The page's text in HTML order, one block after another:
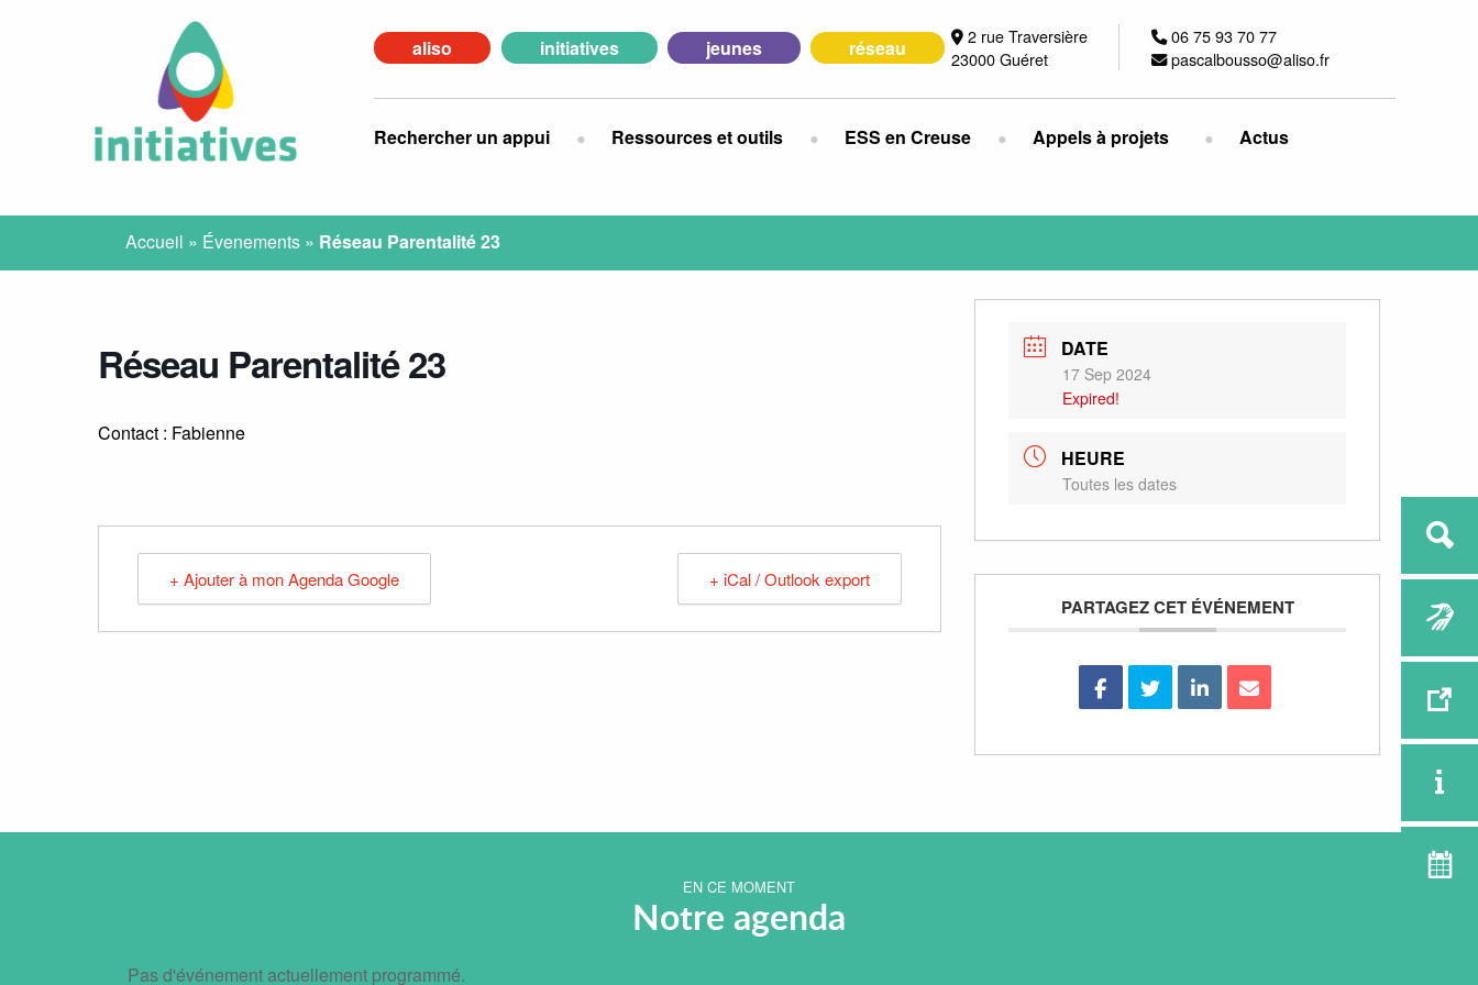
aliso initiatives jeunes réseau
2 rue Traversière
23000 Guéret
06 75 93 70 77
pascalbousso@aliso.fr
Rechercher un appui Ressources et outils ESS en Creuse Appels à projets Actus
Accueil » Évenements » Réseau Parentalité 23
Réseau Parentalité 23
Contact : Fabienne
+ Ajouter à mon Agenda Google + iCal / Outlook export
DATE
17 Sep 2024
Expired!
HEURE
Toutes les dates
PARTAGEZ CET ÉVÉNEMENT
EN CE MOMENT
Notre agenda
Pas d'événement actuellement programmé.